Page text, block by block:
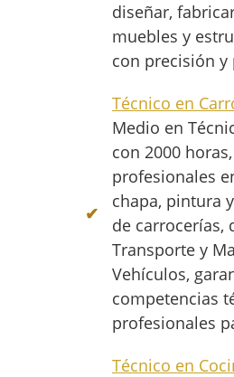
diseñar,
muebles y
con precisión
Técnico en
Medio en
con 2000
profesionales
chapa, pintura
de carrocerías,
Transporte y
Vehículos,
competencias
profesionales
Técnico en